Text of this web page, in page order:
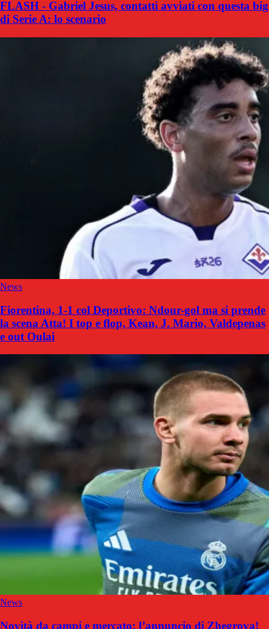
FLASH - Gabriel Jesus, contatti avviati con questa big
di Serie A: lo scenario
News
Fiorentina, 1-1 col Deportivo: Ndour-gol ma si prende
la scena Atta! I top e flop, Kean, J. Mario, Valdepenas
e out Oulai
News
Novità da campi e mercato: l’annuncio di Zhegrova!